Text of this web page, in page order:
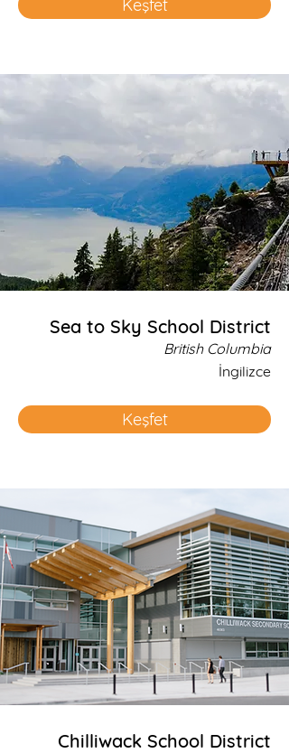
Keşfet
Sea to Sky School District
British Columbia
İngilizce
Keşfet
Chilliwack School District